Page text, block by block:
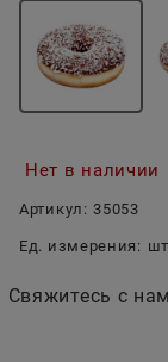
Нет в наличии
Артикул: 35053
Ед. измерения:
Свяжитесь с